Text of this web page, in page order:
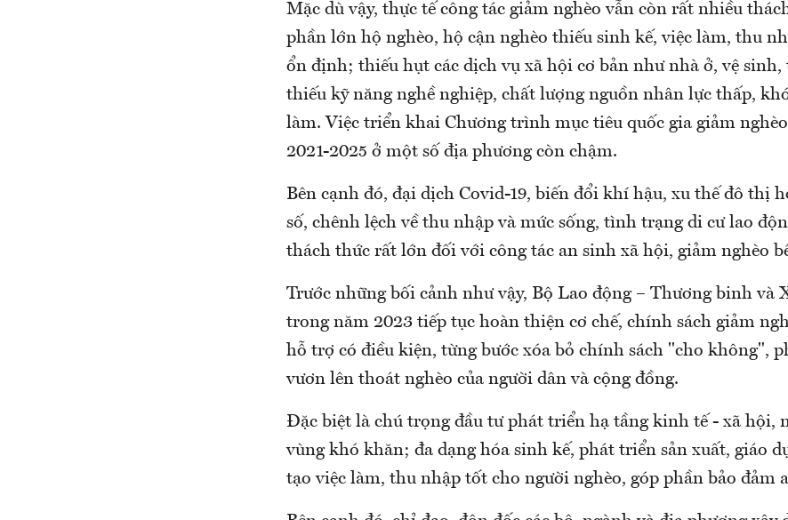
Mặc dù vậy, thực tế công tác giảm nghèo vẫn còn rất nhiều
phần lớn hộ nghèo, hộ cận nghèo thiếu sinh kế, việc làm, thu
ổn định; thiếu hụt các dịch vụ xã hội cơ bản như nhà ở, vệ
thiếu kỹ năng nghề nghiệp, chất lượng nguồn nhân lực thấp,
làm. Việc triển khai Chương trình mục tiêu quốc gia giảm
2021-2025 ở một số địa phương còn chậm.
Bên cạnh đó, đại dịch Covid-19, biến đổi khí hậu, xu thế đô thị
số, chênh lệch về thu nhập và mức sống, tình trạng di cư lao
thách thức rất lớn đối với công tác an sinh xã hội, giảm nghèo
Trước những bối cảnh như vậy, Bộ Lao động – Thương binh và
trong năm 2023 tiếp tục hoàn thiện cơ chế, chính sách giảm
hỗ trợ có điều kiện, từng bước xóa bỏ chính sách "cho không",
vươn lên thoát nghèo của người dân và cộng đồng.
Đặc biệt là chú trọng đầu tư phát triển hạ tầng kinh tế - xã hội,
vùng khó khăn; đa dạng hóa sinh kế, phát triển sản xuất, giáo
tạo việc làm, thu nhập tốt cho người nghèo, góp phần bảo đảm